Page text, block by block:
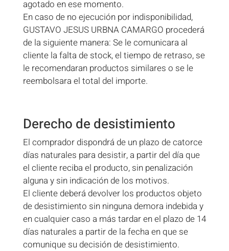
agotado en ese momento.
En caso de no ejecución por indisponibilidad,
GUSTAVO JESUS URBNA CAMARGO procederá
de la siguiente manera: Se le comunicara al
cliente la falta de stock, el tiempo de retraso, se
le recomendaran productos similares o se le
reembolsara el total del importe.
Derecho de desistimiento
El comprador dispondrá de un plazo de catorce
días naturales para desistir, a partir del día que
el cliente reciba el producto, sin penalización
alguna y sin indicación de los motivos.
El cliente deberá devolver los productos objeto
de desistimiento sin ninguna demora indebida y
en cualquier caso a más tardar en el plazo de 14
días naturales a partir de la fecha en que se
comunique su decisión de desistimiento.